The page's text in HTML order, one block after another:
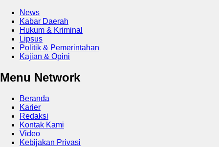
News
Kabar Daerah
Hukum & Kriminal
Lipsus
Politik & Pemerintahan
Kajian & Opini
Menu Network
Beranda
Karier
Redaksi
Kontak Kami
Video
Kebijakan Privasi